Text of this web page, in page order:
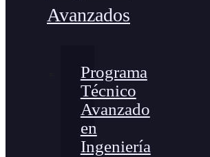
Avanzados
Programa
Técnico
Avanzado
en
Ingeniería